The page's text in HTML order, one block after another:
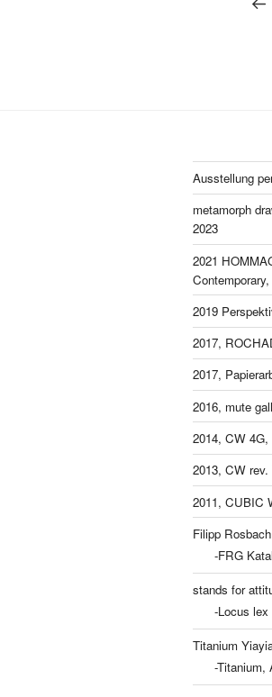
Ausstellung
metamorph
2023
2021
2019
2017,
2017,
2016, mute
2014, CW 4G,
2013, CW
2011, CUBIC
Filipp
-FRG
stands for
-Locus lex
Titanium
-Titanium,